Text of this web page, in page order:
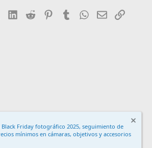
X (Twitter)
LinkedIn
Reddit PinterestTumblr WhatsApp
EmailEnlace
Black Friday fotográfico 2025, seguimiento de
mínimos en cámaras, objetivos y accesorios